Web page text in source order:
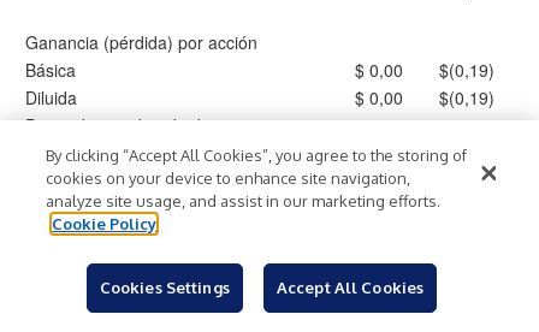
Ganancia (pérdida) por acción
Básica
$ 0,00
$(0,19)
Diluida
$ 0,00
$(0,19)
Promedio ponderado de acciones en
circulación: básica
1 390
052 966
1 355
547 626
Promedio ponderado de acciones en
circulación: diluida
1 445
253 219
1 355
Ganancia (pérdida) según American
Depositary Share (“ADS”)
$0,01
By clicking “Accept All Cookies”, you agree to the storing of
cookies on your device to enhance site navigation,
analyze site usage, and assist in our marketing efforts.
Cookie Policy
Cookies Settings Accept All Cookies